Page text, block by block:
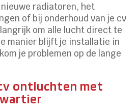
radiatoren, het
of bij onderhoud van je cv
om alle lucht direct te
manier blijft je installatie in
je problemen op de lange
ontluchten met